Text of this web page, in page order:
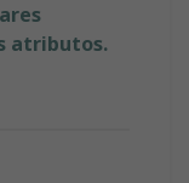
atributos.